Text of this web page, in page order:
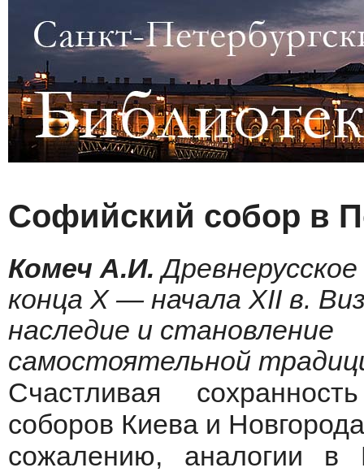
Софийский собор в
Комеч А.И.
конца X — начала XII в.
наследие и становление
самостоятельной
Счастливая
соборов Киева и
сожалению, аналогии в